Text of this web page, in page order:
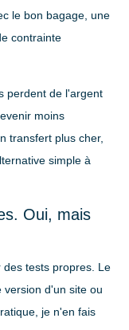
le bon bagage, une
contrainte
perdent de l'argent
moins
transfert plus cher,
simple à
Oui, mais
tests propres. Le
d'un site ou
je n'en fais